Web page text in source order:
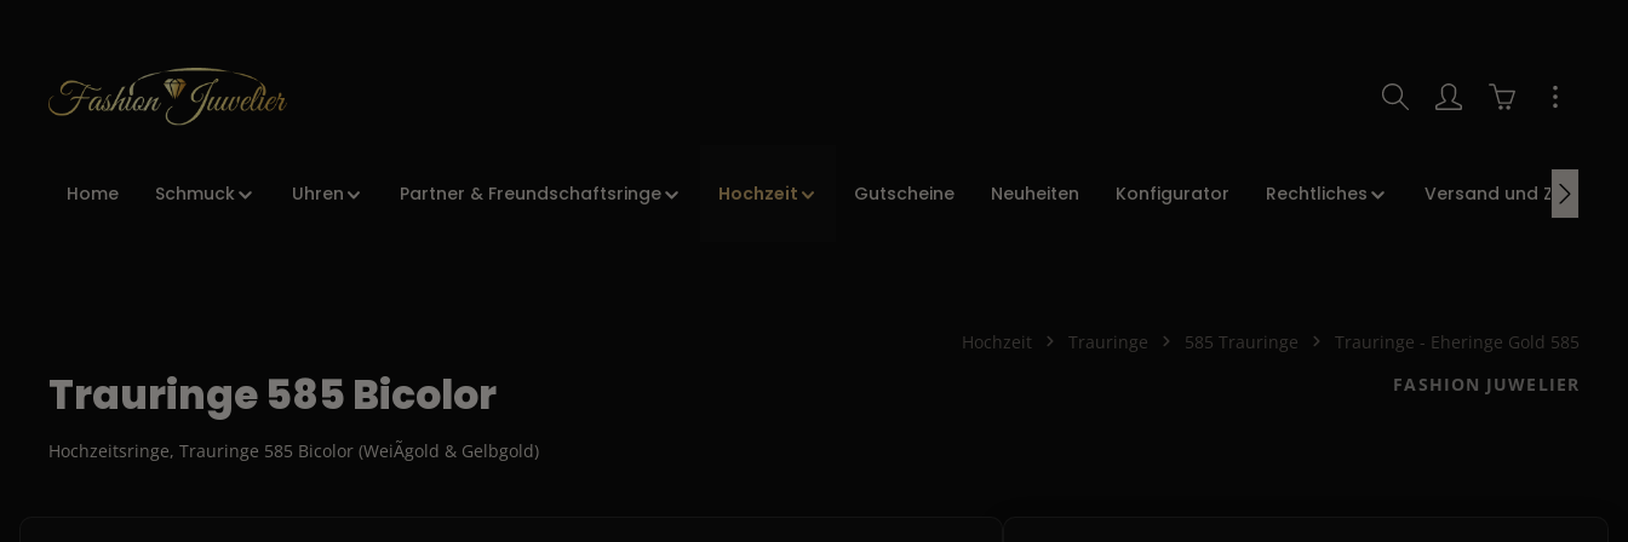
Warenkorb
Home Schmuck Uhren Partner & Freundschaftsringe Gutscheine Neuheiten Konfigurator Rechtliches Versand und Zahlung
Hochzeit Trauringe 585 Trauringe Trauringe - Eheringe Gold 585
Trauringe 585 Bicolor FASHION JUWELIER
Hochzeitsringe, Trauringe 585 Bicolor (WeiÃgold & Gelbgold)